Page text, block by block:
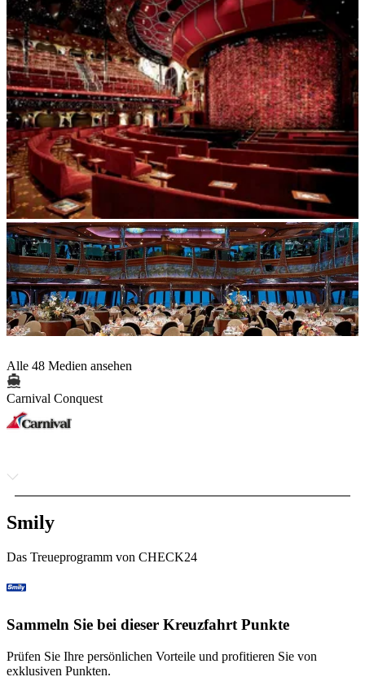
Alle 48 Medien ansehen
Carnival Conquest
Smily
Das Treueprogramm von CHECK24
Sammeln Sie bei dieser Kreuzfahrt Punkte
Prüfen Sie Ihre persönlichen Vorteile und profitieren Sie von
exklusiven Punkten.